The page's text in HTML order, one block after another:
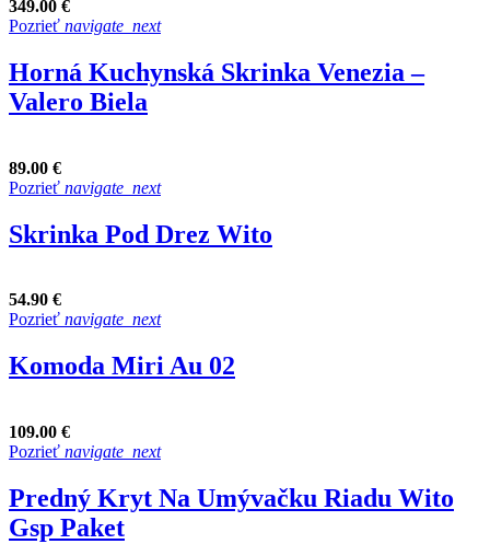
349.00 €
Pozrieť navigate_next
Horná Kuchynská Skrinka Venezia –
Valero Biela
89.00 €
Pozrieť navigate_next
Skrinka Pod Drez Wito
54.90 €
Pozrieť navigate_next
Komoda Miri Au 02
109.00 €
Pozrieť navigate_next
Predný Kryt Na Umývačku Riadu Wito
Gsp Paket